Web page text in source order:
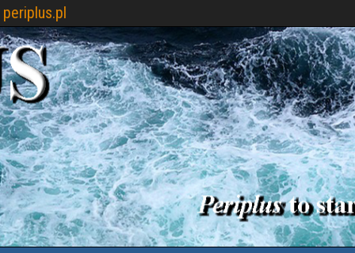
periplus.pl